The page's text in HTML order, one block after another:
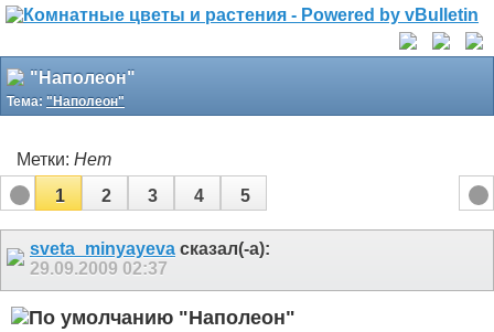
"Наполеон"
Тема: "Наполеон"
Метки: Нет
1
2 3 4 5
sveta_minyayeva сказал(-а):
29.09.2009 02:37
"Наполеон"